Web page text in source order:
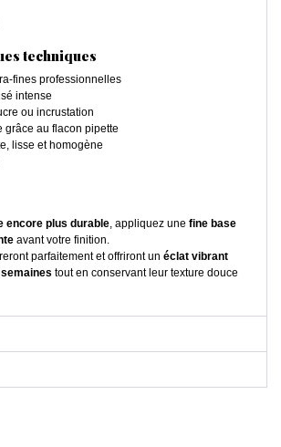
techniques
fines professionnelles
intense
ou incrustation
grâce au flacon pipette
lisse et homogène
encore plus durable, appliquez une fine base
avant votre finition.
parfaitement et offriront un éclat vibrant
tout en conservant leur texture douce